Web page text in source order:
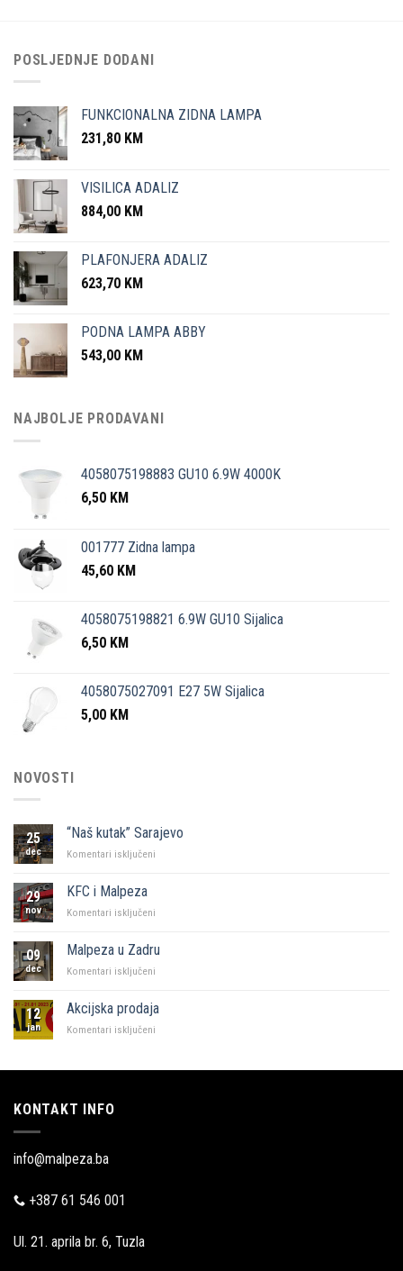
POSLJEDNJE DODANI
FUNKCIONALNA ZIDNA LAMPA
231,80 KM
VISILICA ADALIZ
884,00 KM
PLAFONJERA ADALIZ
623,70 KM
PODNA LAMPA ABBY
543,00 KM
NAJBOLJE PRODAVANI
4058075198883 GU10 6.9W 4000K
6,50 KM
001777 Zidna lampa
45,60 KM
4058075198821 6.9W GU10 Sijalica
6,50 KM
4058075027091 E27 5W Sijalica
5,00 KM
NOVOSTI
25
dec
“Naš kutak” Sarajevo
Komentari isključeni
29
nov
KFC i Malpeza
Komentari isključeni
Malpeza
09
dec
Malpeza u Zadru
Komentari isključeni
Zadru
12
jan
Akcijska prodaja
Komentari isključeni
KONTAKT INFO
info@malpeza.ba
+387 61 546 001
Ul. 21. aprila br. 6, Tuzla